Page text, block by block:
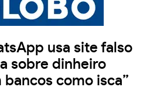
usa site falso
sobre dinheiro
como isca”